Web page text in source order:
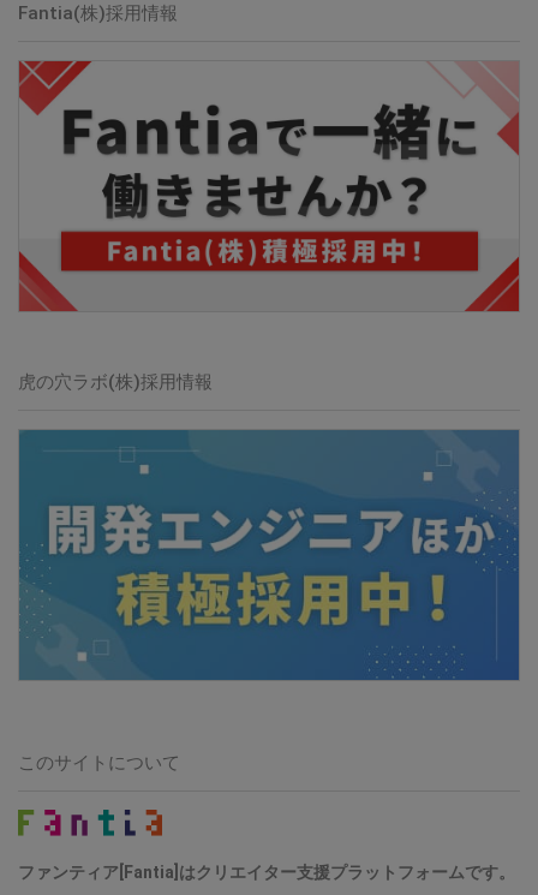
Fantia(株)採用情報
虎の穴ラボ(株)採用情報
このサイトについて
ファンティア[Fantia]はクリエイター支援プラットフォームです。